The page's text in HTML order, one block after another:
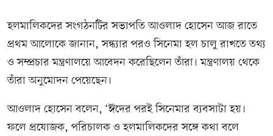
হলমালিকদের সংগঠনটির সভাপতি আওলাদ হোসেন আজ রাতে
প্রথম আলোকে জানান, সন্ধ্যার পরও সিনেমা হল চালু রাখতে তথ্য
ও সম্প্রচার মন্ত্রণালয়ে আবেদন করেছিলেন তাঁরা। মন্ত্রণালয় থেকে
তাঁরা অনুমোদন পেয়েছেন।
আওলাদ হোসেন বলেন, ‘ঈদের পরই সিনেমার ব্যবসাটা হয়।
ফলে প্রযোজক, পরিচালক ও হলমালিকদের সঙ্গে কথা বলে